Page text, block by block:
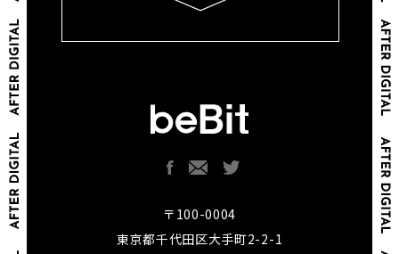
〒100-0004
東京都千代田区大手町2-2-1